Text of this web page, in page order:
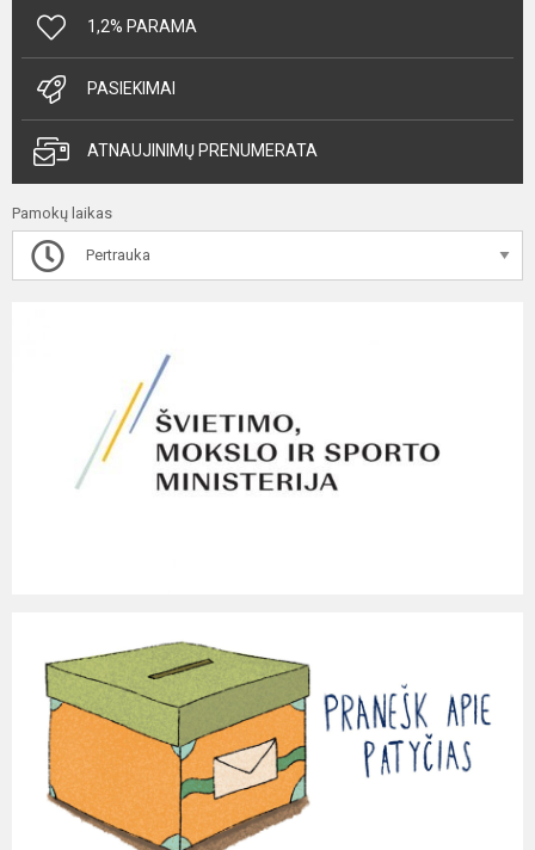
1,2% PARAMA
PASIEKIMAI
ATNAUJINIMŲ PRENUMERATA
Pamokų laikas
Pertrauka